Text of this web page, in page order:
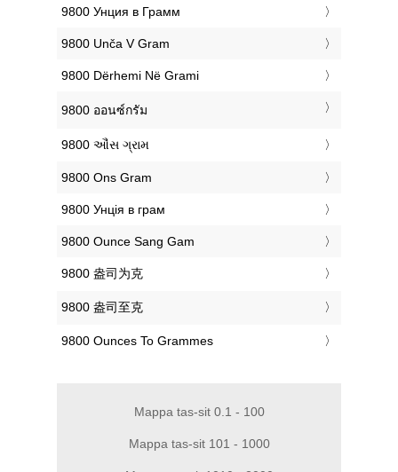
‎9800 Унция в Грамм
‎9800 Unča V Gram
‎9800 Dërhemi Në Grami
‎9800 ออนซ์กรัม
‎9800 ઔંસ ગ્રામ
‎9800 Ons Gram
‎9800 Унція в грам
‎9800 Ounce Sang Gam
‎9800 盎司为克
‎9800 盎司至克
‎9800 Ounces To Grammes
Mappa tas-sit 0.1 - 100
Mappa tas-sit 101 - 1000